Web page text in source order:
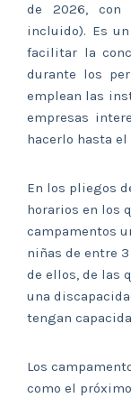
de 2026, con
incluido). Es
facilitar la
durante los
emplean las
empresas
hacerlo hasta el
En los pliegos
horarios en los
campamentos
niñas de entre 3
de ellos, de las
una
tengan
Los
como el